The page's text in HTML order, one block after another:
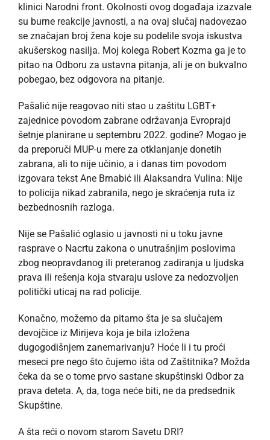
klinici Narodni front. Okolnosti ovog događaja izazvale
su burne reakcije javnosti, a na ovaj slučaj nadovezao
se značajan broj žena koje su podelile svoja iskustva
akušerskog nasilja. Moj kolega Robert Kozma ga je to
pitao na Odboru za ustavna pitanja, ali je on bukvalno
pobegao, bez odgovora na pitanje.
Pašalić nije reagovao niti stao u zaštitu LGBT+
zajednice povodom zabrane održavanja Evroprajd
šetnje planirane u septembru 2022. godine? Mogao je
da preporuči MUP-u mere za otklanjanje donetih
zabrana, ali to nije učinio, a i danas tim povodom
izgovara tekst Ane Brnabić ili Alaksandra Vulina: Nije
to policija nikad zabranila, nego je skraćenja ruta iz
bezbednosnih razloga.
Nije se Pašalić oglasio u javnosti ni u toku javne
rasprave o Nacrtu zakona o unutrašnjim poslovima
zbog neopravdanog ili preteranog zadiranja u ljudska
prava ili rešenja koja stvaraju uslove za nedozvoljen
politički uticaj na rad policije.
Konačno, možemo da pitamo šta je sa slučajem
devojčice iz Mirijeva koja je bila izložena
dugogodišnjem zanemarivanju? Hoće li i tu proći
meseci pre nego što čujemo išta od Zaštitnika? Možda
čeka da se o tome prvo sastane skupštinski Odbor za
prava deteta. A, da, toga neće biti, ne da predsednik
Skupštine.
A šta reći o novom starom Savetu DRI?